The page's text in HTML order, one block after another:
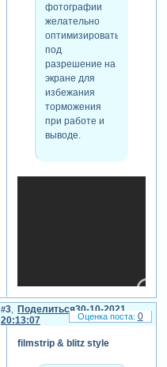
на 50%, а если
удалить
три нижних
слоя (на
чёрном фоне,
без
фотографии
заставки) - тоже
нормально
смотрится.
фотографии
желательно
оптимизировать
под
разрешение на
экране для
избежания
торможения
при работе и
выводе.
Поделиться
3
30-10-2021
20:13:07
filmstrip & blitz style
0